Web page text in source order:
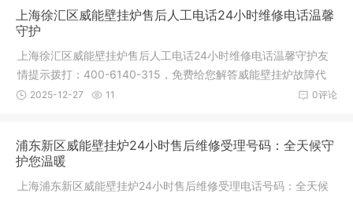
上海徐汇区威能壁挂炉售后人工电话24小时维修电话温馨
守护
上海徐汇区威能壁挂炉售后人工电话24小时维修电话温馨守护友
情提示拨打：400-6140-315，免费给您解答威能壁挂炉故障代
码维修及提
0评论
2025-12-27 11
浦东新区威能壁挂炉24小时售后维修受理号码：全天候守
护您温暖
上海浦东新区威能壁挂炉24小时售后维修受理电话号码：全天候